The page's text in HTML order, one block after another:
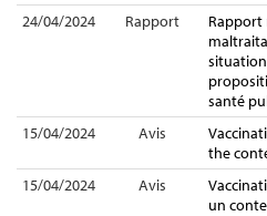
24/04/2024
Rapport
Rapport
santé
15/04/2024
Avis
the
15/04/2024
Avis
un